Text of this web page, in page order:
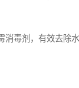
毒剂，有效去除